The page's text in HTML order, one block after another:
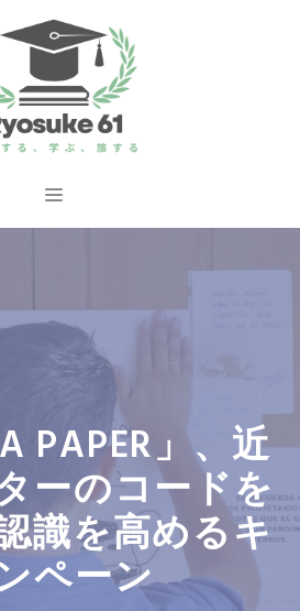
メ
ュ
PAPER」、近
ーのコードを
識を高めるキ
ペーン